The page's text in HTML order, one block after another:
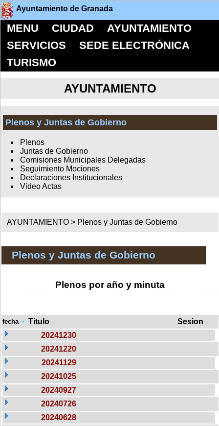
Ayuntamiento de Granada
MENU CIUDAD
AYUNTAMIENTO
SERVICIOS
SEDE ELECTRÓNICA
TURISMO
AYUNTAMIENTO
Plenos y Juntas de Gobierno
Plenos
Juntas de Gobierno
Comisiones Municipales Delegadas
Seguimiento Mociones
Declaraciones Institucionales
Video Actas
AYUNTAMIENTO > Plenos y Juntas de Gobierno
Plenos y Juntas de Gobierno
Plenos por año y minuta
fecha Titulo
Sesion
20241230
20241220
20241129
20241025
20240927
20240726
20240628